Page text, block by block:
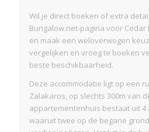
Wil je direct boeken of extra
Bungalow.net-pagina voor Cedar
en maak een weloverwogen
vergelijken en vroeg te boeken
beste beschikbaarheid.
Deze accommodatie ligt op een
Zalakaros, op slechts 300m van
appartementenhuis bestaat uit 4
waaruit twee op de begane